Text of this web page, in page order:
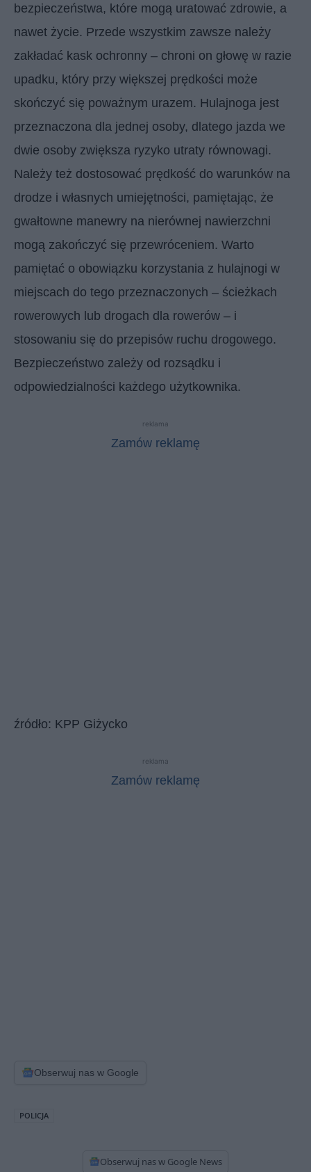
bezpieczeństwa, które mogą uratować zdrowie, a
nawet życie. Przede wszystkim zawsze należy
zakładać kask ochronny – chroni on głowę w razie
upadku, który przy większej prędkości może
skończyć się poważnym urazem. Hulajnoga jest
przeznaczona dla jednej osoby, dlatego jazda we
dwie osoby zwiększa ryzyko utraty równowagi.
Należy też dostosować prędkość do warunków na
drodze i własnych umiejętności, pamiętając, że
gwałtowne manewry na nierównej nawierzchni
mogą zakończyć się przewróceniem. Warto
pamiętać o obowiązku korzystania z hulajnogi w
miejscach do tego przeznaczonych – ścieżkach
rowerowych lub drogach dla rowerów – i
stosowaniu się do przepisów ruchu drogowego.
Bezpieczeństwo zależy od rozsądku i
odpowiedzialności każdego użytkownika.
reklama
Zamów reklamę
źródło: KPP Giżycko
reklama
Zamów reklamę
Obserwuj nas w Google
POLICJA
Obserwuj nas w Google News